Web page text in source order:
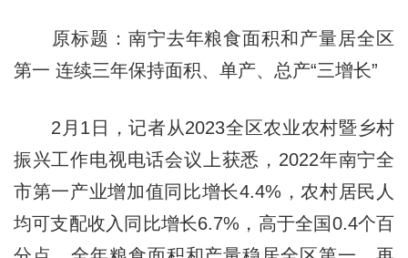
原标题：南宁去年粮食面积和产量居全区
第一 连续三年保持面积、单产、总产“三增长”
2月1日，记者从2023全区农业农村暨乡村
振兴工作电视电话会议上获悉，2022年南宁全
市第一产业增加值同比增长4.4%，农村居民人
均可支配收入同比增长6.7%，高于全国0.4个百